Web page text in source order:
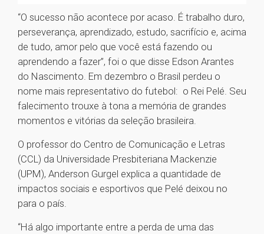
“O sucesso não acontece por acaso. É trabalho duro,
perseverança, aprendizado, estudo, sacrifício e, acima
de tudo, amor pelo que você está fazendo ou
aprendendo a fazer”, foi o que disse Edson Arantes
do Nascimento. Em dezembro o Brasil perdeu o
nome mais representativo do futebol: o Rei Pelé. Seu
falecimento trouxe à tona a memória de grandes
momentos e vitórias da seleção brasileira.
O professor do Centro de Comunicação e Letras
(CCL) da Universidade Presbiteriana Mackenzie
(UPM), Anderson Gurgel explica a quantidade de
impactos sociais e esportivos que Pelé deixou no
para o país.
“Há algo importante entre a perda de uma das